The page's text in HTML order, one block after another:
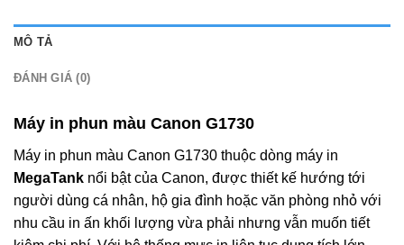
MÔ TẢ
ĐÁNH GIÁ (0)
Máy in phun màu Canon G1730
Máy in phun màu Canon G1730 thuộc dòng máy in
MegaTank nổi bật của Canon, được thiết kế hướng tới
người dùng cá nhân, hộ gia đình hoặc văn phòng nhỏ với
nhu cầu in ấn khối lượng vừa phải nhưng vẫn muốn tiết